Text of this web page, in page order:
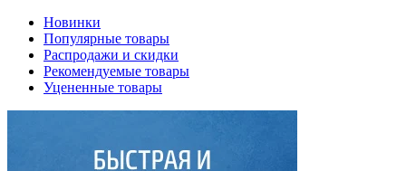
Новинки
Популярные товары
Распродажи и скидки
Рекомендуемые товары
Уцененные товары